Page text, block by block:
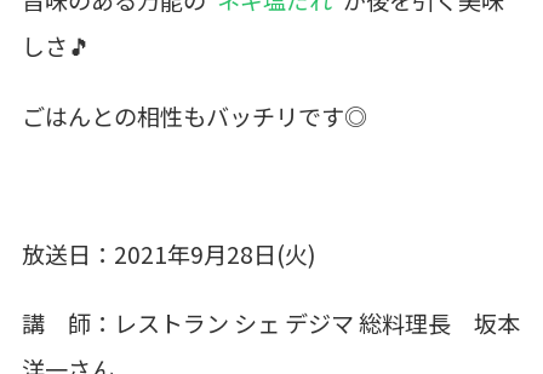
しさ🎵
ごはんとの相性もバッチリです◎
放送日：2021年9月28日(火)
講 師：レストラン シェ デジマ 総料理長 坂本